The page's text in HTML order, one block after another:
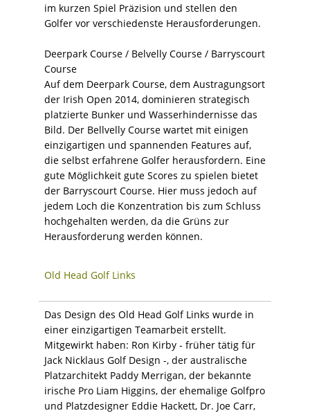
im kurzen Spiel Präzision und stellen den
Golfer vor verschiedenste Herausforderungen.
Deerpark Course / Belvelly Course / Barryscourt
Course
Auf dem Deerpark Course, dem Austragungsort
der Irish Open 2014, dominieren strategisch
platzierte Bunker und Wasserhindernisse das
Bild. Der Bellvelly Course wartet mit einigen
einzigartigen und spannenden Features auf,
die selbst erfahrene Golfer herausfordern. Eine
gute Möglichkeit gute Scores zu spielen bietet
der Barryscourt Course. Hier muss jedoch auf
jedem Loch die Konzentration bis zum Schluss
hochgehalten werden, da die Grüns zur
Herausforderung werden können.
Old Head Golf Links
Das Design des Old Head Golf Links wurde in
einer einzigartigen Teamarbeit erstellt.
Mitgewirkt haben: Ron Kirby - früher tätig für
Jack Nicklaus Golf Design -, der australische
Platzarchitekt Paddy Merrigan, der bekannte
irische Pro Liam Higgins, der ehemalige Golfpro
und Platzdesigner Eddie Hackett, Dr. Joe Carr,